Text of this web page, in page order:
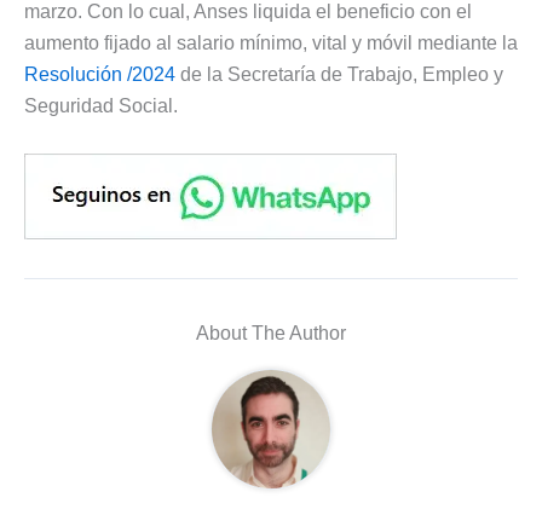
marzo. Con lo cual, Anses liquida el beneficio con el
aumento fijado al salario mínimo, vital y móvil mediante la
Resolución /2024 de la Secretaría de Trabajo, Empleo y
Seguridad Social.
About The Author